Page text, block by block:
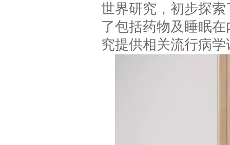
世界研究，初步探
了包括药物及睡眠
究提供相关流行病学